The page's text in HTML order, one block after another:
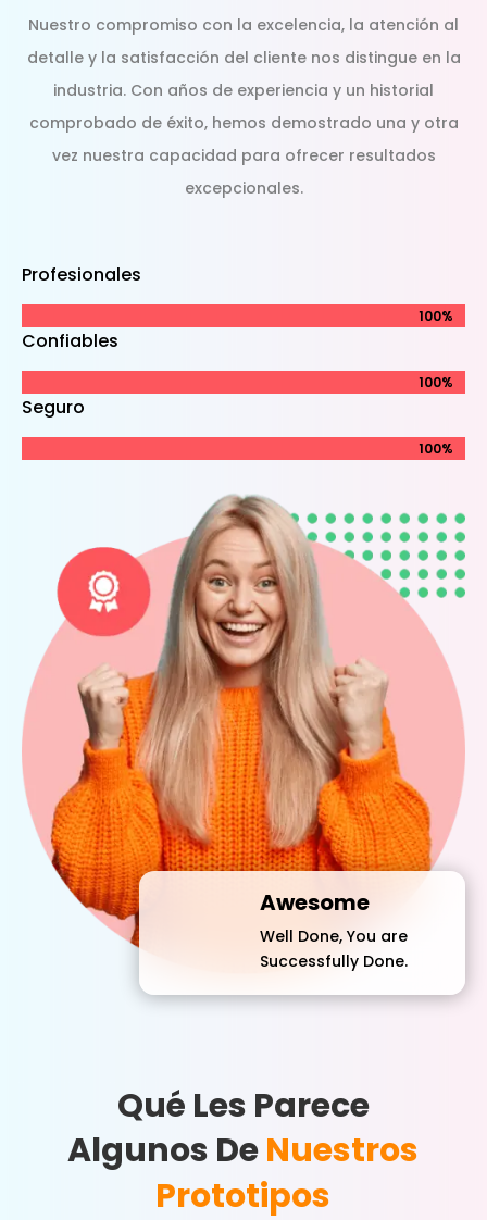
Nuestro compromiso con la excelencia, la atención al
detalle y la satisfacción del cliente nos distingue en la
industria. Con años de experiencia y un historial
comprobado de éxito, hemos demostrado una y otra
vez nuestra capacidad para ofrecer resultados
excepcionales.
Profesionales
100%
100%
Confiables
100%
100%
Seguro
100%
100%
Awesome
Well Done, You are
Successfully Done.
Qué Les Parece
Algunos DeNuestros
Prototipos